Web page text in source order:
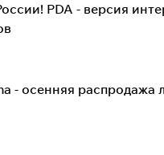
PDA - версия
- осенняя распродажа